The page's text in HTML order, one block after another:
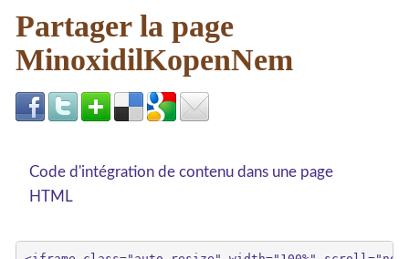
Partager la page
MinoxidilKopenNem
Code d'intégration de contenu dans une page
HTML